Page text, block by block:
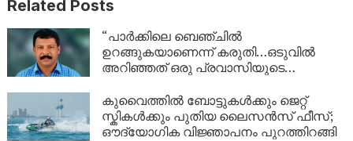
Related Posts
“പാർക്കിലെ ബെഞ്ചിൽ
ഉറങ്ങുകയാണെന്ന് കരുതി…ഒടുവിൽ
അറിഞ്ഞത് ഒരു പ്രവാസിയുടെ
യുഎഇയിലെ തെരുവിൽ; ‘വാപ്പയെ
കാണണം’ എന്ന് കണ്ണീരോടെ മകൾ
കുവൈത്തിൽ ബോട്ടുകൾക്കും ജെറ്റ്
സ്കികൾക്കും പുതിയ ലൈസൻസ് ഫീസ്;
ഔദ്യോഗിക വിജ്ഞാപനം പുറത്തിറങ്ങി